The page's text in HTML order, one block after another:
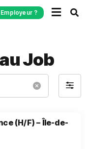
Employeur ?
Job
Filter
by
(H/F) – Île-de-